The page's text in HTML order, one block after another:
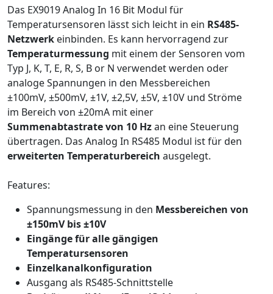
Das EX9019 Analog In 16 Bit Modul für
Temperatursensoren lässt sich leicht in ein RS485-
Netzwerk einbinden. Es kann hervorragend zur
Temperaturmessung mit einem der Sensoren vom
Typ J, K, T, E, R, S, B or N verwendet werden oder
analoge Spannungen in den Messbereichen
±100mV, ±500mV, ±1V, ±2,5V, ±5V, ±10V und Ströme
im Bereich von ±20mA mit einer
Summenabtastrate von 10 Hzan eine Steuerung
übertragen. Das Analog In RS485 Modul ist für den
erweiterten Temperaturbereich ausgelegt.
Features:
Spannungsmessung in den Messbereichen von
±150mV bis ±10V
Eingänge für alle gängigen
Temperatursensoren
Einzelkanalkonfiguration
Ausgang als RS485-Schnittstelle